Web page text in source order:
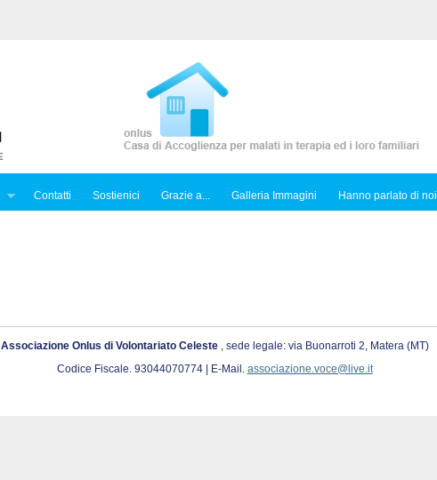
Contatti Sostienici Grazie a... Galleria Immagini Hanno parlato di noi
Associazione Onlus di Volontariato Celeste , sede legale: via Buonarroti 2, Matera (MT)
Codice Fiscale. 93044070774 | E-Mail. associazione.voce@live.it